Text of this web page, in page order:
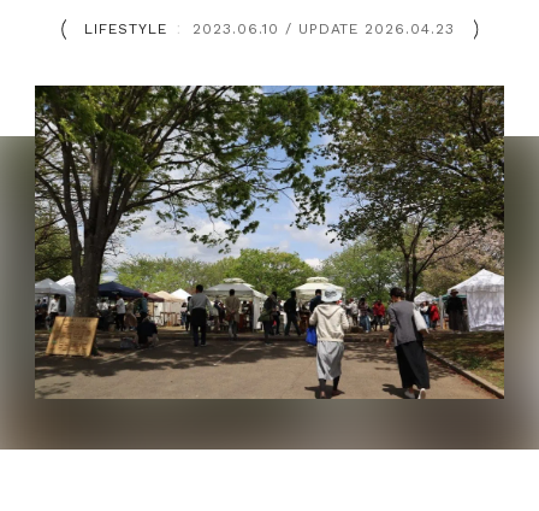
LIFESTYLE ： 2023.06.10 / UPDATE 2026.04.23